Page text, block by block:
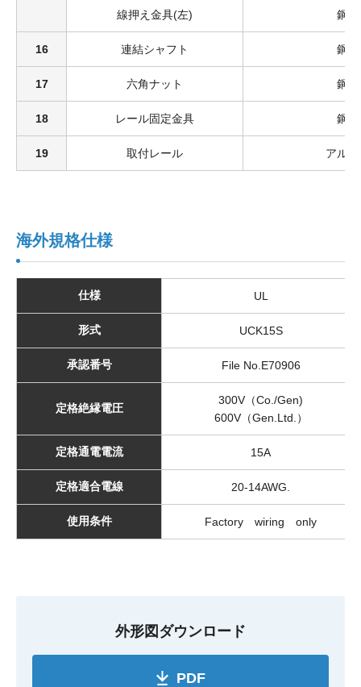
線押え金具(左) 鋼
16 連結シャフト 鋼
17 六角ナット 鋼
18 レール固定金具 鋼
19 取付レール アルミ
海外規格仕様
仕様 UL
形式 UCK15S
承認番号 File No.E70906
定格絶縁電圧
300V（Co./Gen)
600V（Gen.Ltd.）
定格通電電流 15A
定格適合電線 20-14AWG.
使用条件 Factory wiring only
外形図ダウンロード
PDF